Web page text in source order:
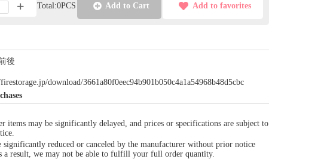
Total:0PCS Add to Cart Add to favorites
後
download/3661a80f0eec94b901b050c4a1a54968b48d5cbc
items may be significantly delayed, and prices or specifications are subject to
reduced or canceled by the manufacturer without prior notice
a result, we may not be able to fulfill your full order quantity.